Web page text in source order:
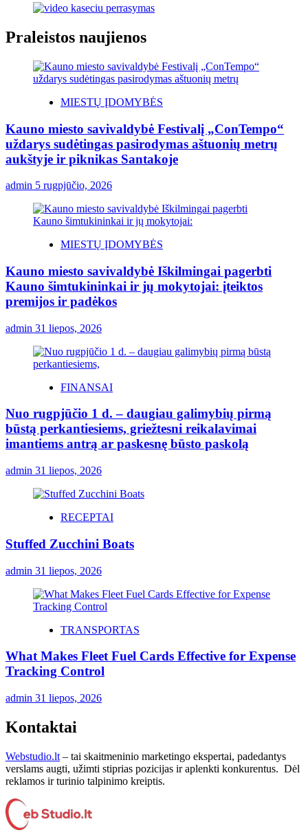
Praleistos naujienos
MIESTŲ ĮDOMYBĖS
Kauno miesto savivaldybė Festivalį „ConTempo“
uždarys sudėtingas pasirodymas aštuonių metrų
aukštyje ir piknikas Santakoje
admin 5 rugpjūčio, 2026
MIESTŲ ĮDOMYBĖS
Kauno miesto savivaldybė Iškilmingai pagerbti
Kauno šimtukininkai ir jų mokytojai: įteiktos
premijos ir padėkos
admin 31 liepos, 2026
FINANSAI
Nuo rugpjūčio 1 d. – daugiau galimybių pirmą
būstą perkantiesiems, griežtesni reikalavimai
imantiems antrą ar paskesnę būsto paskolą
admin 31 liepos, 2026
RECEPTAI
Stuffed Zucchini Boats
admin 31 liepos, 2026
TRANSPORTAS
What Makes Fleet Fuel Cards Effective for Expense
Tracking Control
admin 31 liepos, 2026
Kontaktai
Webstudio.lt – tai skaitmeninio marketingo ekspertai, padedantys
verslams augti, užimti stiprias pozicijas ir aplenkti konkurentus. Dėl
reklamos ir turinio talpinimo kreiptis.